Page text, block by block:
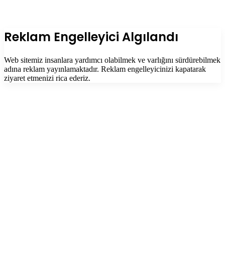
Kapalı
Reklam Engelleyici Algılandı
Web sitemiz insanlara yardımcı olabilmek ve varlığını sürdürebilmek
adına reklam yayınlamaktadır. Reklam engelleyicinizi kapatarak
ziyaret etmenizi rica ederiz.